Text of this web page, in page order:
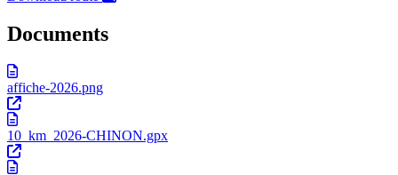
Documents
affiche-2026.png
10_km_2026-CHINON.gpx